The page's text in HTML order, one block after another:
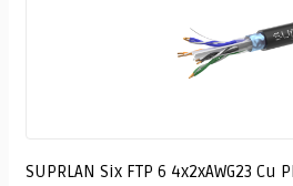
SUPRLAN Six FTP 6 4x2xAWG23 Cu